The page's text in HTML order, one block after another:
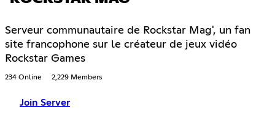
Serveur communautaire de Rockstar Mag', un fan
site francophone sur le créateur de jeux vidéo
Rockstar Games
234 Online 2,229 Members
Join Server